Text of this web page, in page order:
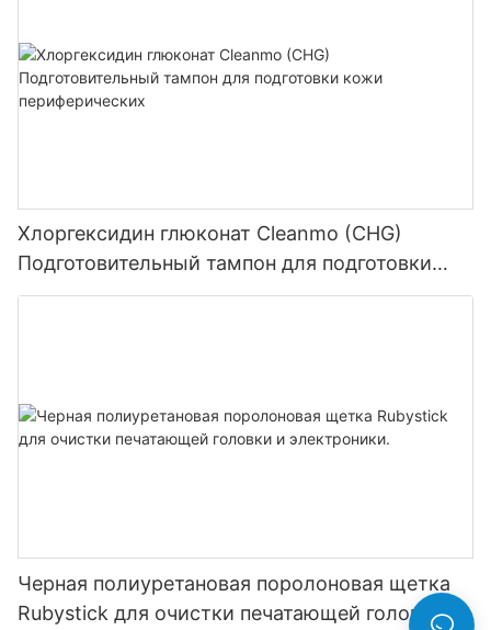
Хлоргексидин глюконат Cleanmo (CHG)
Подготовительный тампон для подготовки
кожи периферических
Черная полиуретановая поролоновая щетка
Rubystick для очистки печатающей головки и